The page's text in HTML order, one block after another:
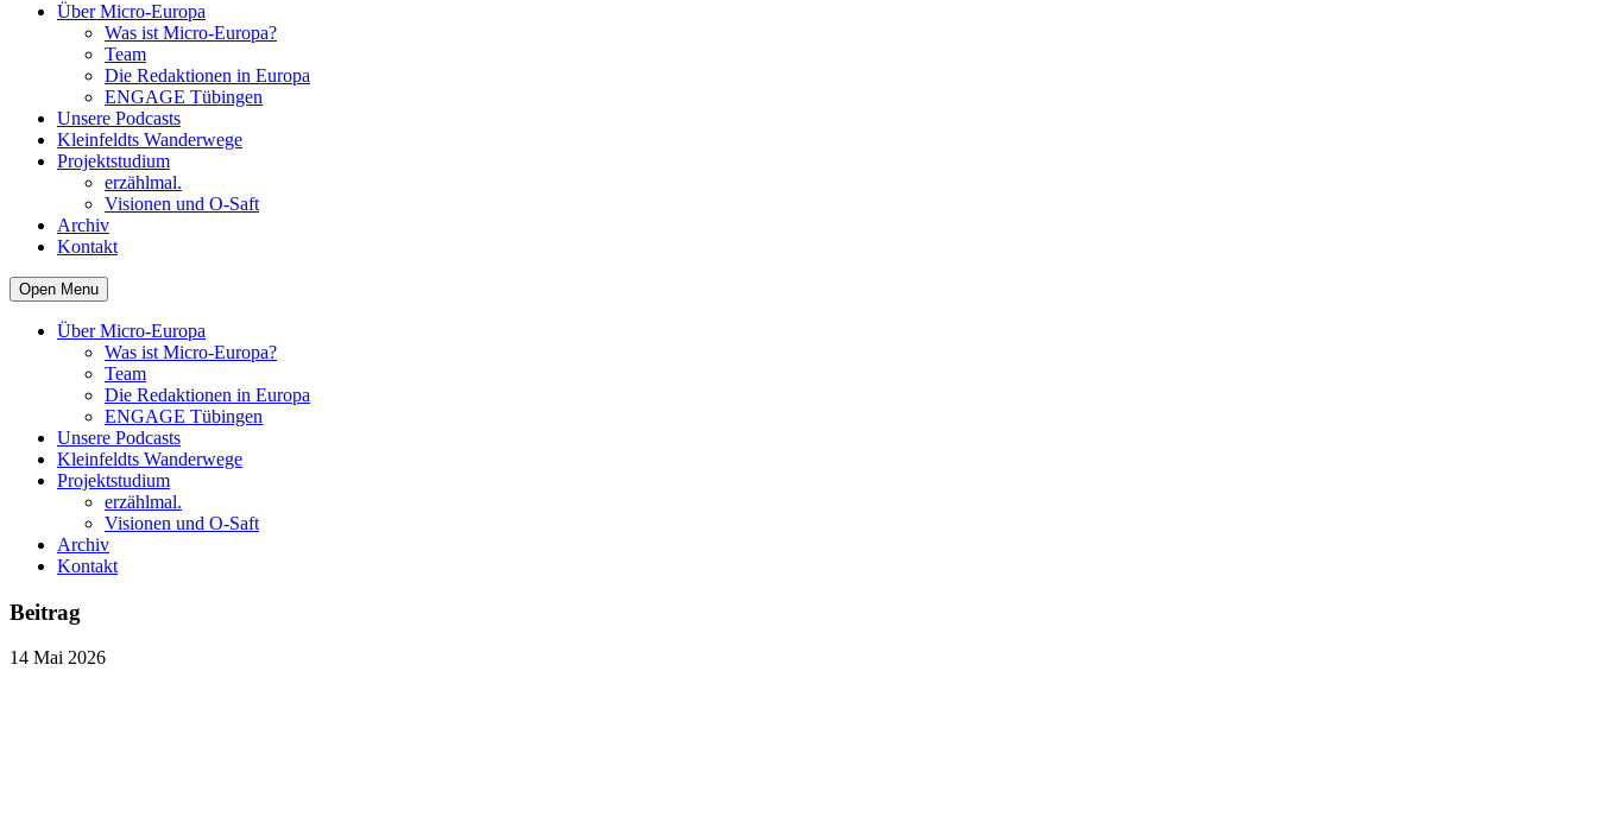
Über Micro-Europa
Was ist Micro-Europa?
Team
Die Redaktionen in Europa
ENGAGE Tübingen
Unsere Podcasts
Kleinfeldts Wanderwege
Projektstudium
erzählmal.
Visionen und O-Saft
Archiv
Kontakt
Open Menu
Über Micro-Europa
Was ist Micro-Europa?
Team
Die Redaktionen in Europa
ENGAGE Tübingen
Unsere Podcasts
Kleinfeldts Wanderwege
Projektstudium
erzählmal.
Visionen und O-Saft
Archiv
Kontakt
Beitrag
14 Mai 2026